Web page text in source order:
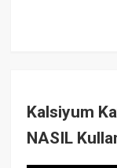
Kalsiyum
NASIL